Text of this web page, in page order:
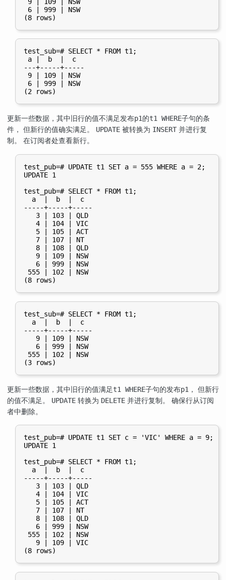
6 | 999 | NSW
test_sub=# SELECT * FROM t1;
a |  b  |  c
---+-----+-----
9 | 109 | NSW
6 | 999 | NSW
更新一些数据，其中旧行的值不满足发布p1的t1 WHERE子句的条
件， 但新行的值确实满足。
UPDATE 被转换为 INSERT 并进行复
制。 在订阅者处查看新行。
test_pub=# UPDATE t1 SET a = 555 WHERE a = 2;
UPDATE 1
test_pub=# SELECT * FROM t1;
  a  |  b  |  c
-----+-----+-----
   3 | 103 | QLD
   4 | 104 | VIC
   5 | 105 | ACT
   7 | 107 | NT
   8 | 108 | QLD
   9 | 109 | NSW
   6 | 999 | NSW
555 | 102 | NSW
test_sub=# SELECT * FROM t1;
  a  |  b  |  c
-----+-----+-----
   9 | 109 | NSW
   6 | 999 | NSW
555 | 102 | NSW
更新一些数据，其中旧行的值满足t1 WHERE子句的发布p1 ， 但新行
的值不满足。
UPDATE 转换为 DELETE 并进行复制。 确保行从订阅
者中删除。
test_pub=# UPDATE t1 SET c = 'VIC' WHERE a = 9;
UPDATE 1
test_pub=# SELECT * FROM t1;
  a  |  b  |  c
-----+-----+-----
   3 | 103 | QLD
   4 | 104 | VIC
   5 | 105 | ACT
   7 | 107 | NT
   8 | 108 | QLD
   6 | 999 | NSW
555 | 102 | NSW
   9 | 109 | VIC